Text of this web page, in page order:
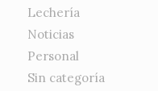
Lechería
Noticias
Personal
Sin categoría